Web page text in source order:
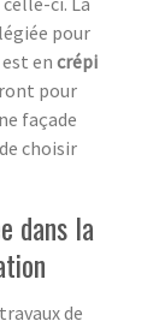
pour
en crépi
pour
façade
choisir
dans la
de